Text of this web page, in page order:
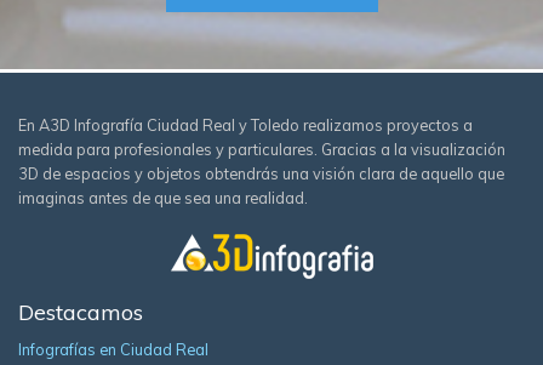
En A3D Infografía Ciudad Real y Toledo realizamos proyectos a
medida para profesionales y particulares. Gracias a la visualización
3D de espacios y objetos obtendrás una visión clara de aquello que
imaginas antes de que sea una realidad.
Destacamos
Infografías en Ciudad Real